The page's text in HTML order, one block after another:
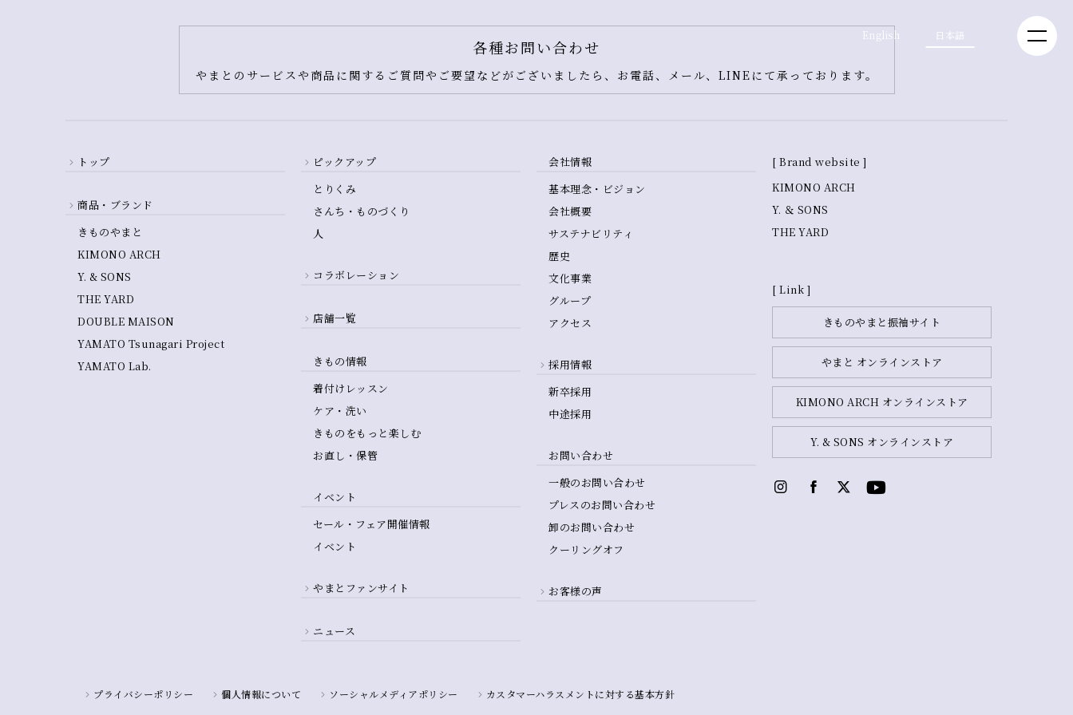
English 日本語
各種お問い合わせ
やまとのサービスや商品に関するご質問やご要望などがございましたら、お電話、メール、LINEにて承っております。
トップ
商品・ブランド
きものやまと
KIMONO ARCH
Y. & SONS
THE YARD
DOUBLE MAISON
YAMATO Tsunagari Project
YAMATO Lab.
ピックアップ
とりくみ
さんち・ものづくり
人
コラボレーション
店舗一覧
きもの情報
着付けレッスン
ケア・洗い
きものをもっと楽しむ
お直し・保管
イベント
セール・フェア開催情報
イベント
やまとファンサイト
ニュース
会社情報
基本理念・ビジョン
会社概要
サステナビリティ
歴史
文化事業
グループ
アクセス
採用情報
新卒採用
中途採用
お問い合わせ
一般のお問い合わせ
プレスのお問い合わせ
卸のお問い合わせ
クーリングオフ
お客様の声
プライバシーポリシー 個人情報について ソーシャルメディアポリシー カスタマーハラスメントに対する基本方針
[ Brand website ]
KIMONO ARCH
Y. ＆ SONS
THE YARD
[ Link ]
きものやまと振袖サイト
やまと オンラインストア
KIMONO ARCH オンラインストア
Y. & SONS オンラインストア